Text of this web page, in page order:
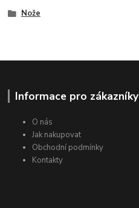
Nože
Informace pro zákazníky
O nás
Jak nakupovat
Obchodní podmínky
Kontakty